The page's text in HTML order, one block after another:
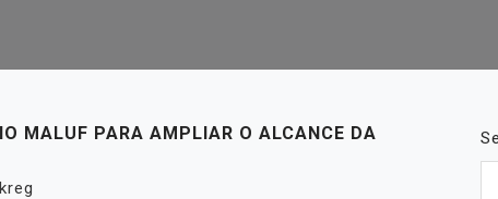
MALUF PARA AMPLIAR O ALCANCE DA